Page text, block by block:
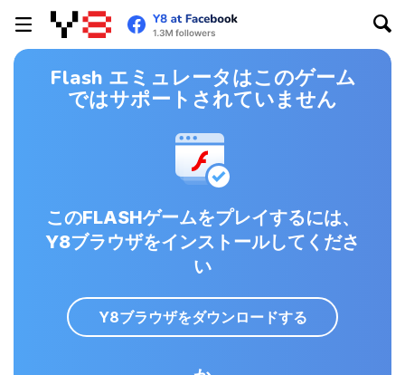
Flash エミュレータはこのゲーム
ではサポートされていません
このFLASHゲームをプレイするには、
Y8ブラウザをインストールしてくださ
い
Y8ブラウザをダウンロードする